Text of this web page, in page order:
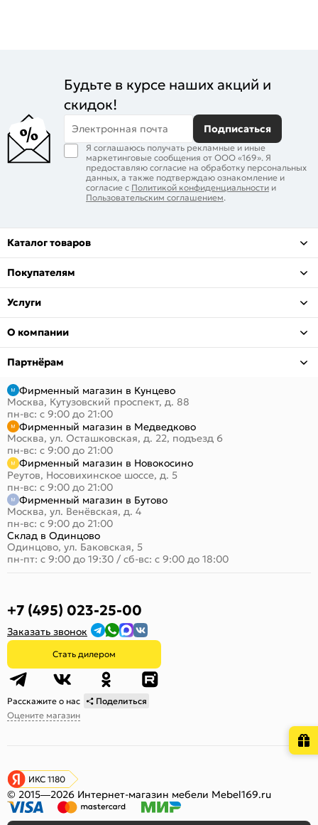
Будьте в курсе наших акций и
скидок!
Электронная почта Подписаться
Я соглашаюсь получать рекламные и иные
маркетинговые сообщения от ООО «169». Я
предоставляю согласие на обработку персональных
данных, а также подтверждаю ознакомление и
согласие с Политикой конфиденциальности и
Пользовательским соглашением.
Каталог товаров
Покупателям
Услуги
О компании
Партнёрам
Фирменный магазин в Кунцево
Москва, Кутузовский проспект, д. 88
пн-вс: с 9:00 до 21:00
Фирменный магазин в Медведково
Москва, ул. Осташковская, д. 22, подъезд 6
пн-вс: с 9:00 до 21:00
Фирменный магазин в Новокосино
Реутов, Носовихинское шоссе, д. 5
пн-вс: с 9:00 до 21:00
Фирменный магазин в Бутово
Москва, ул. Венёвская, д. 4
пн-вс: с 9:00 до 21:00
Склад в Одинцово
Одинцово, ул. Баковская, 5
пн-пт: с 9:00 до 19:30 / сб-вс: с 9:00 до 18:00
+7 (495) 023-25-00
Заказать звонок
Стать дилером
Расскажите о нас
Поделиться
Оцените магазин
ИКС 1180
© 2015—2026 Интернет-магазин мебели Mebel169.ru